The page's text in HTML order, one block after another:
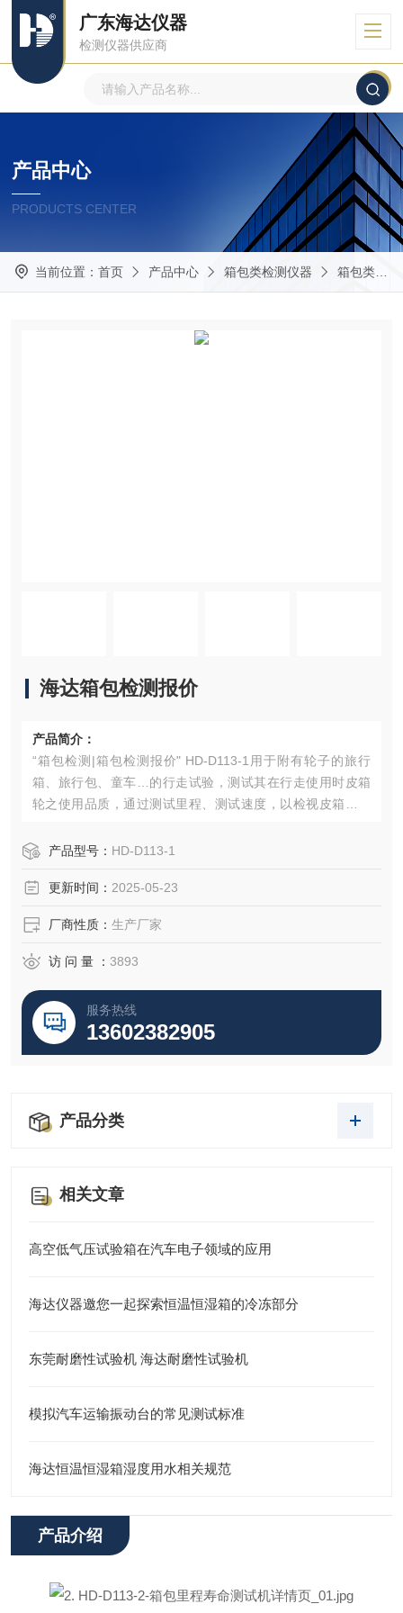
广东海达仪器
检测仪器供应商
产品中心
PRODUCTS CENTER
当前位置： 首页 产品中心 箱包类检测仪器 箱包类检测设备
海达箱包检测报价
产品简介：
“箱包检测|箱包检测报价" HD-D113-1用于附有轮子的旅行
箱、旅行包、童车…的行走试验，测试其在行走使用时皮箱
轮之使用品质，通过测试里程、测试速度，以检视皮箱轮之
结构有无破坏情形及变形，试验的结果，可供作改进的参
产品型号： HD-D113-1
更新时间： 2025-05-23
厂商性质： 生产厂家
访 问 量 ： 3893
服务热线
13602382905
产品分类
相关文章
高空低气压试验箱在汽车电子领域的应用
海达仪器邀您一起探索恒温恒湿箱的冷冻部分
东莞耐磨性试验机 海达耐磨性试验机
模拟汽车运输振动台的常见测试标准
海达恒温恒湿箱湿度用水相关规范
产品介绍